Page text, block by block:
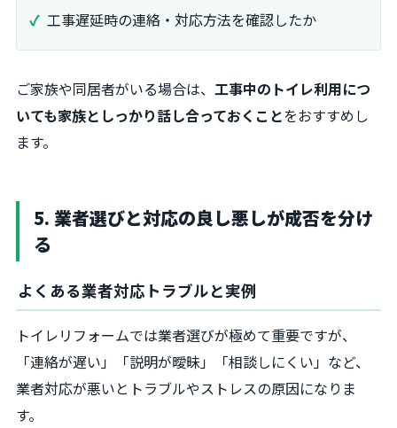
工事遅延時の連絡・対応方法を確認したか
ご家族や同居者がいる場合は、 工事中のトイレ利用につ
いても家族としっかり話し合っておくことをおすすめし
ます。
5. 業者選びと対応の良し悪しが成否を分け
る
よくある業者対応トラブルと実例
トイレリフォームでは業者選びが極めて重要ですが、
「連絡が遅い」「説明が曖昧」「相談しにくい」など、
業者対応が悪いとトラブルやストレスの原因になりま
す。